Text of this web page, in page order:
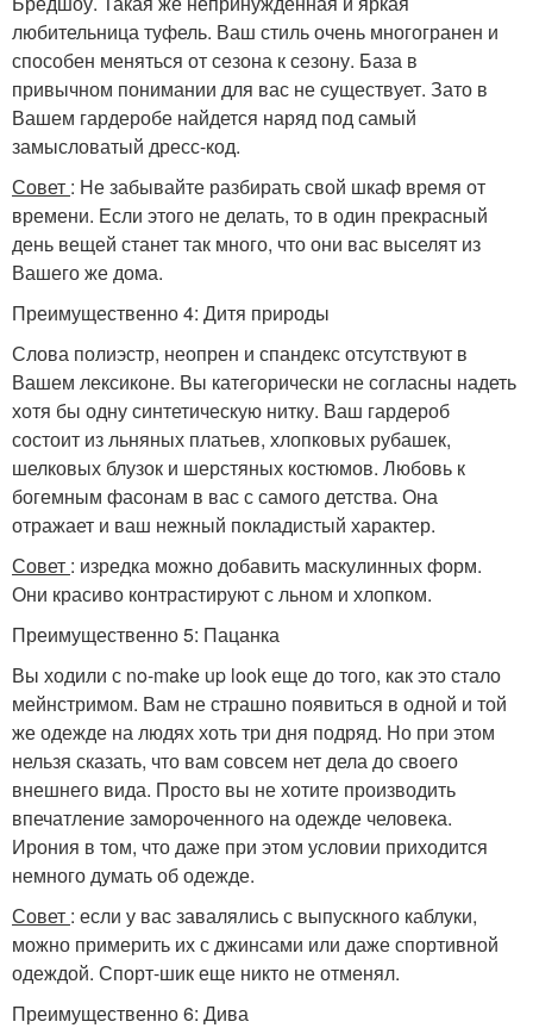
любительница туфель. Ваш стиль очень многогранен и
способен меняться от сезона к сезону. База в
привычном понимании для вас не существует. Зато в
Вашем гардеробе найдется наряд под самый
замысловатый дресс-код.
Совет : Не забывайте разбирать свой шкаф время от
времени. Если этого не делать, то в один прекрасный
день вещей станет так много, что они вас выселят из
Вашего же дома.
Преимущественно 4: Дитя природы
Слова полиэстр, неопрен и спандекс отсутствуют в
Вашем лексиконе. Вы категорически не согласны надеть
хотя бы одну синтетическую нитку. Ваш гардероб
состоит из льняных платьев, хлопковых рубашек,
шелковых блузок и шерстяных костюмов. Любовь к
богемным фасонам в вас с самого детства. Она
отражает и ваш нежный покладистый характер.
Совет : изредка можно добавить маскулинных форм.
Они красиво контрастируют с льном и хлопком.
Преимущественно 5: Пацанка
Вы ходили с no-make up look еще до того, как это стало
мейнстримом. Вам не страшно появиться в одной и той
же одежде на людях хоть три дня подряд. Но при этом
нельзя сказать, что вам совсем нет дела до своего
внешнего вида. Просто вы не хотите производить
впечатление замороченного на одежде человека.
Ирония в том, что даже при этом условии приходится
немного думать об одежде.
Совет : если у вас завалялись с выпускного каблуки,
можно примерить их с джинсами или даже спортивной
одеждой. Спорт-шик еще никто не отменял.
Преимущественно 6: Дива